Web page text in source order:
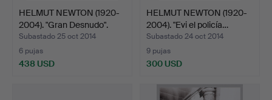
HELMUT NEWTON (1920-
2004). "Gran Desnudo".
Subastado 25 oct 2014
6 pujas
438 USD
HELMUT NEWTON (1920-
2004). "Evi el policía…
Subastado 24 oct 2014
9 pujas
300 USD